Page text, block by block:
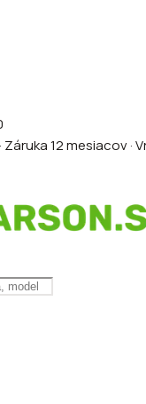
Záruka 12 mesiacov ·